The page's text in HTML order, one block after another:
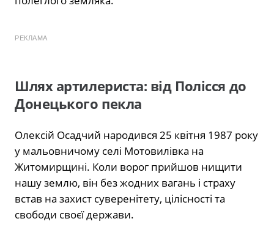
РЕКЛАМА
Шлях артилериста: від Полісся до
Донецького пекла
Олексій Осадчий народився 25 квітня 1987 року
у мальовничому селі Мотовилівка на
Житомирщині. Коли ворог прийшов нищити
нашу землю, він без жодних вагань і страху
встав на захист суверенітету, цілісності та
свободи своєї держави.